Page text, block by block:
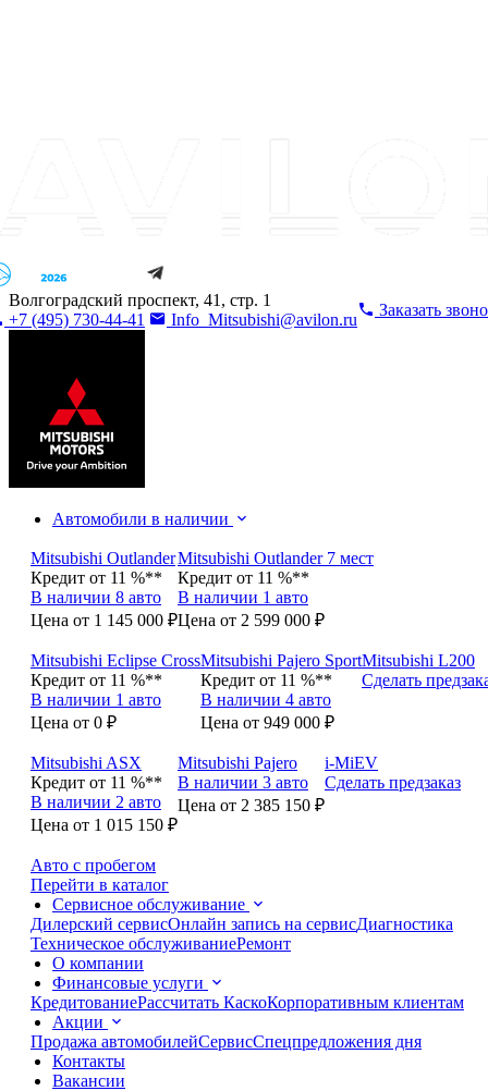
Волгоградский проспект, 41, стр. 1
+7 (495) 730-44-41
Info_Mitsubishi@avilon.ru
Заказать
Автомобили в наличии
Mitsubishi Outlander
Кредит от 11 %**
В наличии 8 авто
Цена от 1 145 000 ₽
Mitsubishi Outlander 7 мест
Кредит от 11 %**
В наличии 1 авто
Цена от 2 599 000 ₽
Mitsubishi Eclipse Cross
Кредит от 11 %**
В наличии 1 авто
Цена от 0 ₽
Mitsubishi Pajero Sport
Кредит от 11 %**
В наличии 4 авто
Цена от 949 000 ₽
Mitsubishi L200
Сделать
Mitsubishi ASX
Кредит от 11 %**
В наличии 2 авто
Цена от 1 015 150 ₽
Mitsubishi Pajero
В наличии 3 авто
Цена от 2 385 150 ₽
i-MiEV
Сделать предзаказ
Авто с пробегом
Перейти в каталог
Сервисное обслуживание
Дилерский сервисОнлайн запись на сервисДиагностика
Техническое обслуживаниеРемонт
О компании
Финансовые услуги
КредитованиеРассчитать КаскоКорпоративным клиентам
Акции
Продажа автомобилейСервисСпецпредложения дня
Контакты
Вакансии